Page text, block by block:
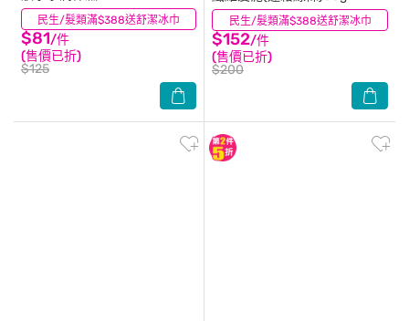
民生/髮類滿$388送舒潔冰巾
$81/件
(售價已折)
$125
(10) 民生/髮類滿$388送舒潔冰巾
$152/件
(售價已折)
$200
(0)